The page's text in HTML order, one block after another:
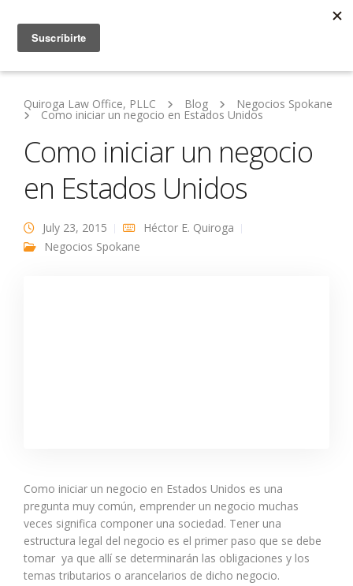
Quiroga Law Office, PLLC Blog Negocios Spokane
Como iniciar un negocio en Estados Unidos
Como iniciar un negocio
en Estados Unidos
July 23, 2015
Héctor E. Quiroga
Negocios Spokane
Como iniciar un negocio en Estados Unidos es una
pregunta muy común, emprender un negocio muchas
veces significa componer una sociedad. Tener una
estructura legal del negocio es el primer paso que se debe
tomar ya que allí se determinarán las obligaciones y los
temas tributarios o arancelarios de dicho negocio.